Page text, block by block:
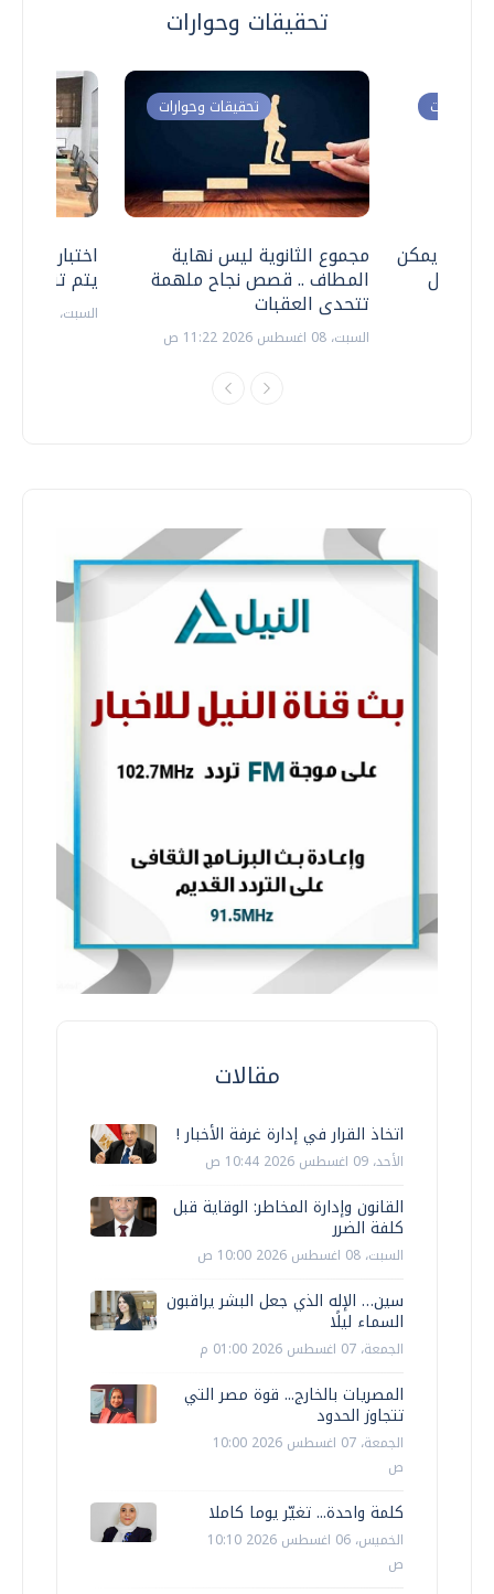
تحقيقات وحوارات
اختبارات
يتم
السبت، 18 يوليو 2026 09:22 ص
تحقيقات وحوارات
مجموع الثانوية ليس نهاية
المطاف .. قصص نجاح ملهمة
تتحدى العقبات
السبت، 08 اغسطس 2026 11:22 ص
وحوارات
.. هل يمكن
نتعامل
مقالات
اتخاذ القرار في إدارة غرفة الأخبار !
الأحد، 09 اغسطس 2026 10:44 ص
القانون وإدارة المخاطر: الوقاية قبل
كلفة الضرر
السبت، 08 اغسطس 2026 10:00 ص
سين… الإله الذي جعل البشر يراقبون
السماء ليلًا
الجمعة، 07 اغسطس 2026 01:00 م
المصريات بالخارج... قوة مصر التي
تتجاوز الحدود
الجمعة، 07 اغسطس 2026 10:00
ص
كلمة واحدة... تغيّر يوما كاملا
الخميس، 06 اغسطس 2026 10:10
ص